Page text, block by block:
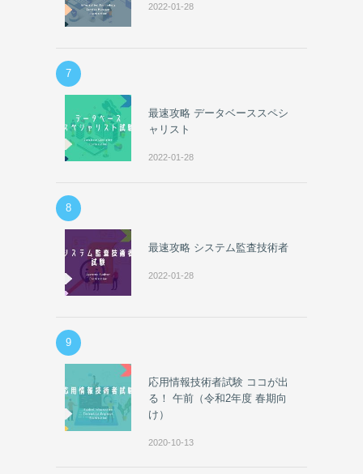
2022-01-28
7
最速攻略 データベーススペシ
ャリスト
2022-01-28
8
最速攻略 システム監査技術者
2022-01-28
9
応用情報技術者試験 ココが出
る！ 午前（令和2年度 春期向
け）
2020-10-13